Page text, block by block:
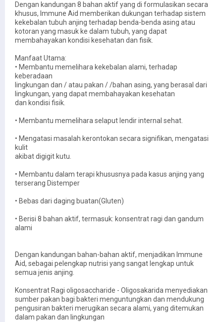
Dengan kandungan 8 bahan aktif yang di formulasikan secara
khusus, Immune Aid memberikan dukungan terhadap sistem
kekebalan tubuh anjing terhadap benda-benda asing atau
kotoran yang masuk ke dalam tubuh, yang dapat
membahayakan kondisi kesehatan dan fisik.
Manfaat Utama:
• Membantu memelihara kekebalan alami, terhadap
keberadaan
lingkungan dan / atau pakan / /bahan asing, yang berasal dari
lingkungan, yang dapat membahayakan kesehatan
dan kondisi fisik.
• Membantu memelihara selaput lendir internal sehat.
• Mengatasi masalah kerontokan secara signifikan, mengatasi
kulit
akibat digigit kutu.
• Membantu dalam terapi khususnya pada kasus anjing yang
terserang Distemper
• Bebas dari daging buatan(Gluten)
• Berisi 8 bahan aktif, termasuk: konsentrat ragi dan gandum
alami
Dengan kandungan bahan-bahan aktif, menjadikan Immune
Aid, sebagai pelengkap nutrisi yang sangat lengkap untuk
semua jenis anjing.
Konsentrat Ragi oligosaccharide - Oligosakarida menyediakan
sumber pakan bagi bakteri menguntungkan dan mendukung
pengusiran bakteri merugikan secara alami, yang ditemukan
dalam pakan dan lingkungan